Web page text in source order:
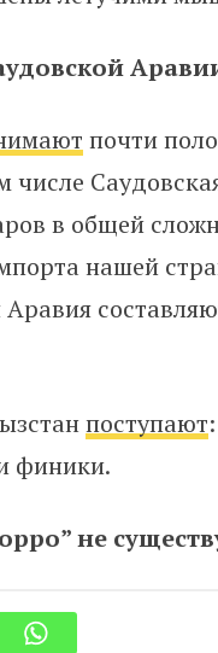
почти
числе
в общей
нашей
Аравия
поступают
финики.
не